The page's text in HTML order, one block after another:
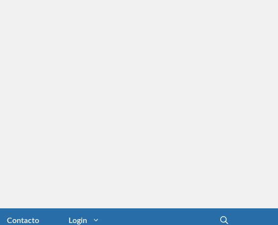
Contacto Login